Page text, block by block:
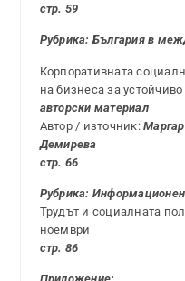
стр. 59
Рубрика: България в
Корпоративната
на бизнеса за
авторски материал
Автор / източник:
Демирева
стр. 66
Рубрика:
Трудът и социалната
ноември
стр. 86